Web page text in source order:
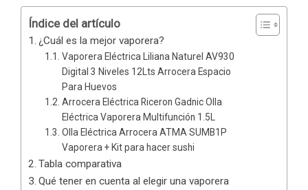
Índice del artículo
¿Cuál es la mejor vaporera?
Vaporera Eléctrica Liliana Naturel AV930
Digital 3 Niveles 12Lts Arrocera Espacio
Para Huevos
Arrocera Eléctrica Riceron Gadnic Olla
Eléctrica Vaporera Multifunción 1.5L
Olla Eléctrica Arrocera ATMA SUMB1P
Vaporera + Kit para hacer sushi
Tabla comparativa
Qué tener en cuenta al elegir una vaporera